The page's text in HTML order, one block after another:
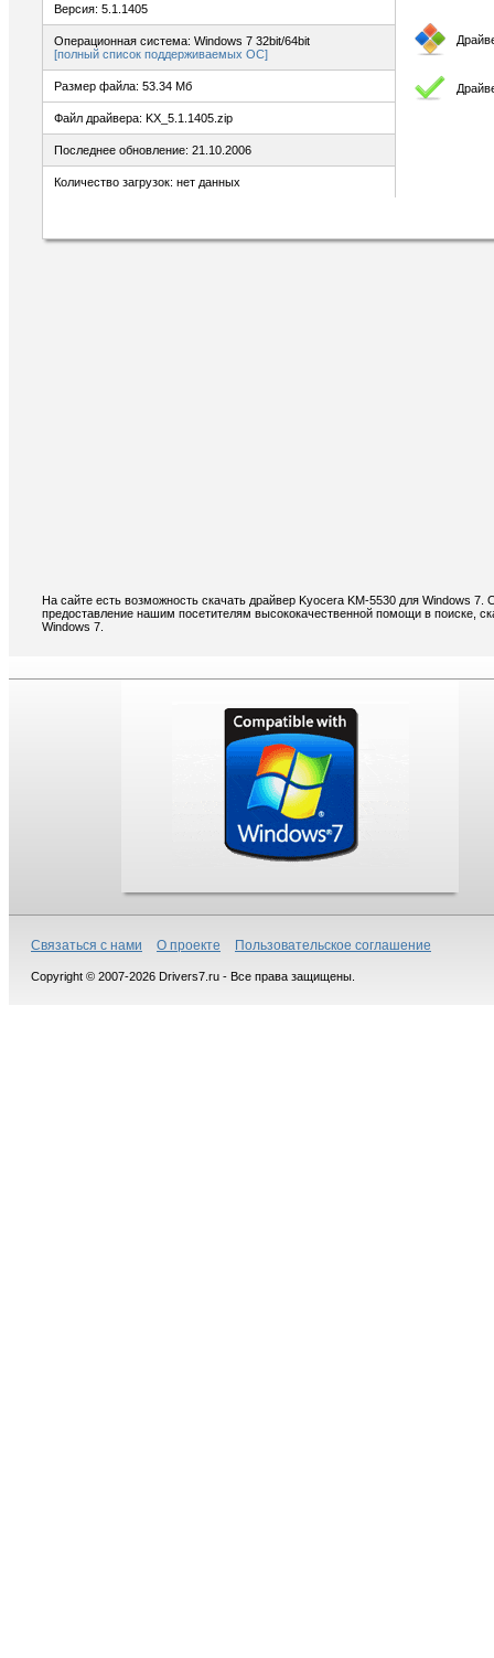
Версия: 5.1.1405
Операционная система: Windows 7 32bit/64bit
[полный список поддерживаемых ОС]
Размер файла: 53.34 Мб
Файл драйвера: KX_5.1.1405.zip
Последнее обновление: 21.10.2006
Количество загрузок: нет данных
На сайте есть возможность скачать драйвер Kyocera KM-5530 для Windows
предоставление нашим посетителям высококачественной помощи в поиске,
Windows 7.
Связаться с нами О проекте Пользовательское соглашение
Copyright © 2007-2026 Drivers7.ru - Все права защищены.